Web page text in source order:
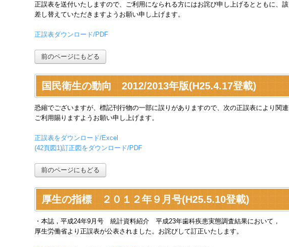
正誤表を送付いたしますので、ご利用になられる方にはお詫び申し上げるとともに、
差し替えていただきますようお願い申し上げます。
正誤表ダウンロード/PDF
前のページにもどる
国民衛生の動向 2012/2013年版(H25.4.17登載)
恐縮でございますが、標記刊行物の一部に誤りがありますので、次の正誤表により関連
ご利用賜りますようお願い申し上げます。
正誤表をダウンロード/Excel
(42頁図1)訂正図をダウンロード/PDF
前のページにもどる
厚生の指標 ２０１２年９月号(H25.5.10登載)
・本誌，平成24年9月号 統計資料紹介 平成23年歯科疾患実態調査結果において，
厚生労働省より正誤表が公表されました。お詫びして訂正いたします。